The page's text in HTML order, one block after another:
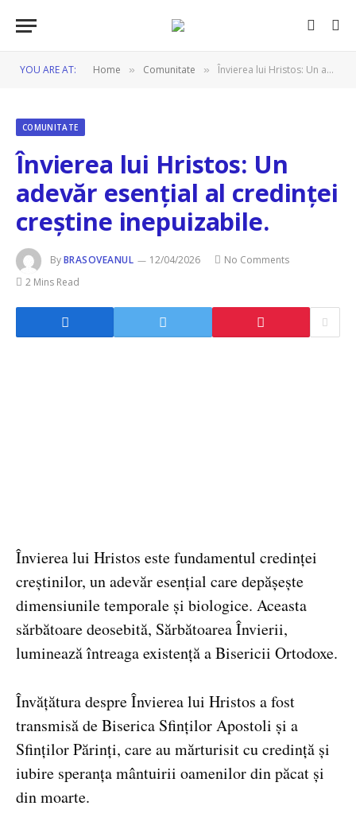
YOU ARE AT: Home » Comunitate » Învierea lui Hristos: Un adevăr esențial al credinței creștine inepuizabile.
COMUNITATE
Învierea lui Hristos: Un
adevăr esențial al credinței
creștine inepuizabile.
ByBRASOVEANUL 12/04/2026
No Comments
2 Mins Read
Învierea lui Hristos este fundamentul credinței
creștinilor, un adevăr esențial care depășește
dimensiunile temporale și biologice. Aceasta
sărbătoare deosebită, Sărbătoarea Învierii,
luminează întreaga existență a Bisericii Ortodoxe.
Învățătura despre Învierea lui Hristos a fost
transmisă de Biserica Sfinților Apostoli și a
Sfinților Părinți, care au mărturisit cu credință și
iubire speranța mântuirii oamenilor din păcat și
din moarte.